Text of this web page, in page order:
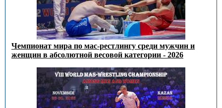
Чемпионат мира по мас-рестлингу среди мужчин и
женщин в абсолютной весовой категории - 2026